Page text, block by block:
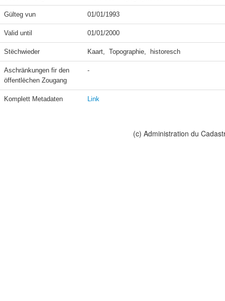
Gülteg vun 01/01/1993
Valid until 01/01/2000
Stëchwieder Kaart,  Topographie,  historesch
Aschränkungen fir den
öffentlëchen Zougang
-
Komplett Metadaten Link
(c) Administration du